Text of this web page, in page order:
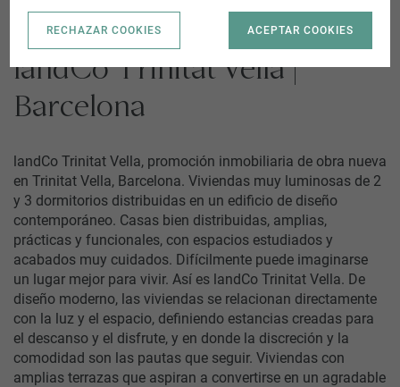
landCo Trinitat Vella |
Barcelona
landCo Trinitat Vella, promoción inmobiliaria de obra nueva
en Trinitat Vella, Barcelona. Viviendas muy luminosas de 2
y 3 dormitorios distribuidas en un edificio de diseño
contemporáneo. Casas bien distribuidas, amplias,
prácticas y funcionales, con espacios estudiados y
acabados muy cuidados. Difícilmente puede imaginarse
un lugar mejor para vivir. Así es landCo Trinitat Vella. De
diseño moderno, las viviendas se relacionan directamente
con la luz y el espacio, definiendo estancias creadas para
el descanso y el disfrute, y en donde la discreción y la
comodidad son las pautas que seguir. Viviendas con
amplias terrazas que aspiran a convertirse en un agradable
RECHAZAR COOKIES ACEPTAR COOKIES